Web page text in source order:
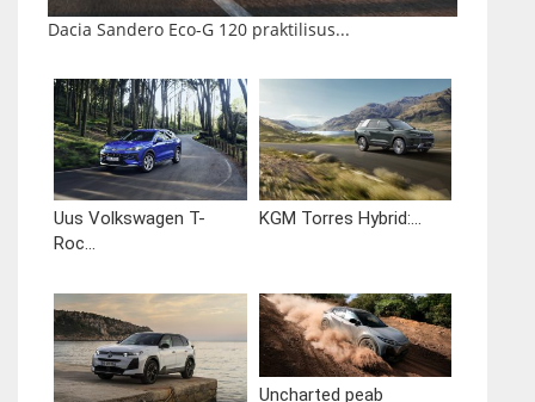
Dacia Sandero Eco-G 120 praktilisus...
Uus Volkswagen T-
Roc...
KGM Torres Hybrid:...
Uncharted peab